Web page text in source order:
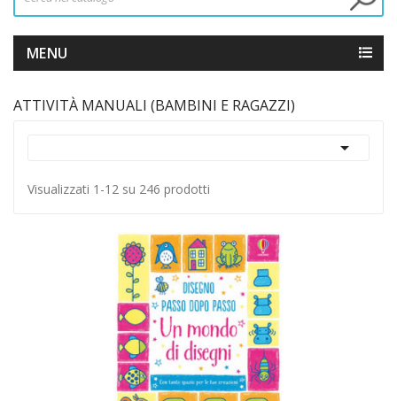
MENU
ATTIVITÀ MANUALI (BAMBINI E RAGAZZI)

Visualizzati 1-12 su 246 prodotti